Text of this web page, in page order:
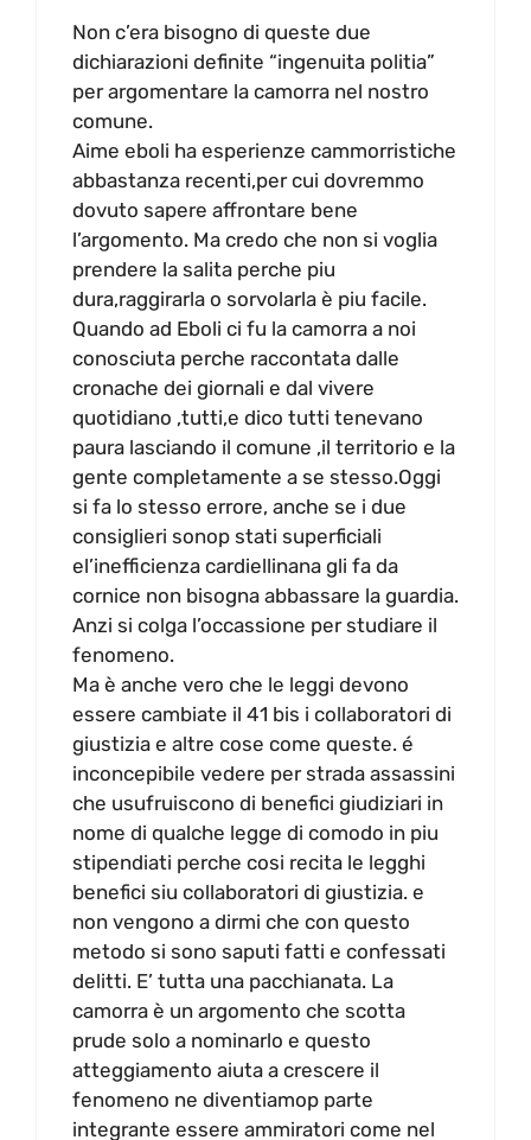
Non c’era bisogno di queste due
dichiarazioni definite “ingenuita politia”
per argomentare la camorra nel nostro
comune.
Aime eboli ha esperienze cammorristiche
abbastanza recenti,per cui dovremmo
dovuto sapere affrontare bene
l’argomento. Ma credo che non si voglia
prendere la salita perche piu
dura,raggirarla o sorvolarla è piu facile.
Quando ad Eboli ci fu la camorra a noi
conosciuta perche raccontata dalle
cronache dei giornali e dal vivere
quotidiano ,tutti,e dico tutti tenevano
paura lasciando il comune ,il territorio e la
gente completamente a se stesso.Oggi
si fa lo stesso errore, anche se i due
consiglieri sonop stati superficiali
el’inefficienza cardiellinana gli fa da
cornice non bisogna abbassare la guardia.
Anzi si colga l’occassione per studiare il
fenomeno.
Ma è anche vero che le leggi devono
essere cambiate il 41 bis i collaboratori di
giustizia e altre cose come queste. é
inconcepibile vedere per strada assassini
che usufruiscono di benefici giudiziari in
nome di qualche legge di comodo in piu
stipendiati perche cosi recita le legghi
benefici siu collaboratori di giustizia. e
non vengono a dirmi che con questo
metodo si sono saputi fatti e confessati
delitti. E’ tutta una pacchianata. La
camorra è un argomento che scotta
prude solo a nominarlo e questo
atteggiamento aiuta a crescere il
fenomeno ne diventiamop parte
integrante essere ammiratori come nel